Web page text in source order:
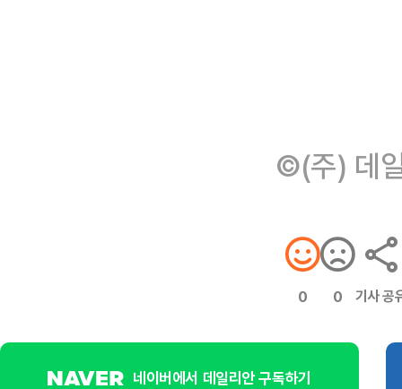
©(주) 데
0 0 기사 공
네이버에서 데일리안 구독하기